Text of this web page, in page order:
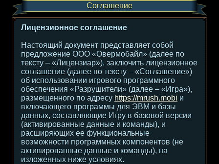
Соглашение
Лицензионное соглашение
Настоящий документ представляет собой
предложение ООО «Овермобайл» (далее по
тексту – «Лицензиар»), заключить лицензионное
соглашение (далее по тексту – «Соглашение»)
об использовании игрового программного
обеспечения «Разрушители» (далее – «Игра»),
размещенного по адресу https://mrush.mobi и
включающего программы для ЭВМ и базы
данных, составляющие Игру в базовой версии
(активированные данные и команды), и
расширяющих ее функциональные
возможности программных компонентов (не
активированные данные и команды), на
изложенных ниже условиях.